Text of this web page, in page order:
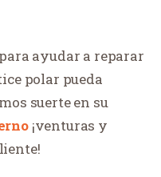
ayudar a reparar
polar pueda
suerte en su
¡venturas y